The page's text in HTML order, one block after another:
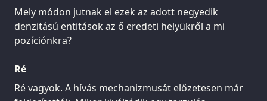
Mely módon jutnak el ezek az adott negyedik
denzitású entitások az ő eredeti helyükről a mi
pozíciónkra?
Ré
Ré vagyok. A hívás mechanizmusát előzetesen már